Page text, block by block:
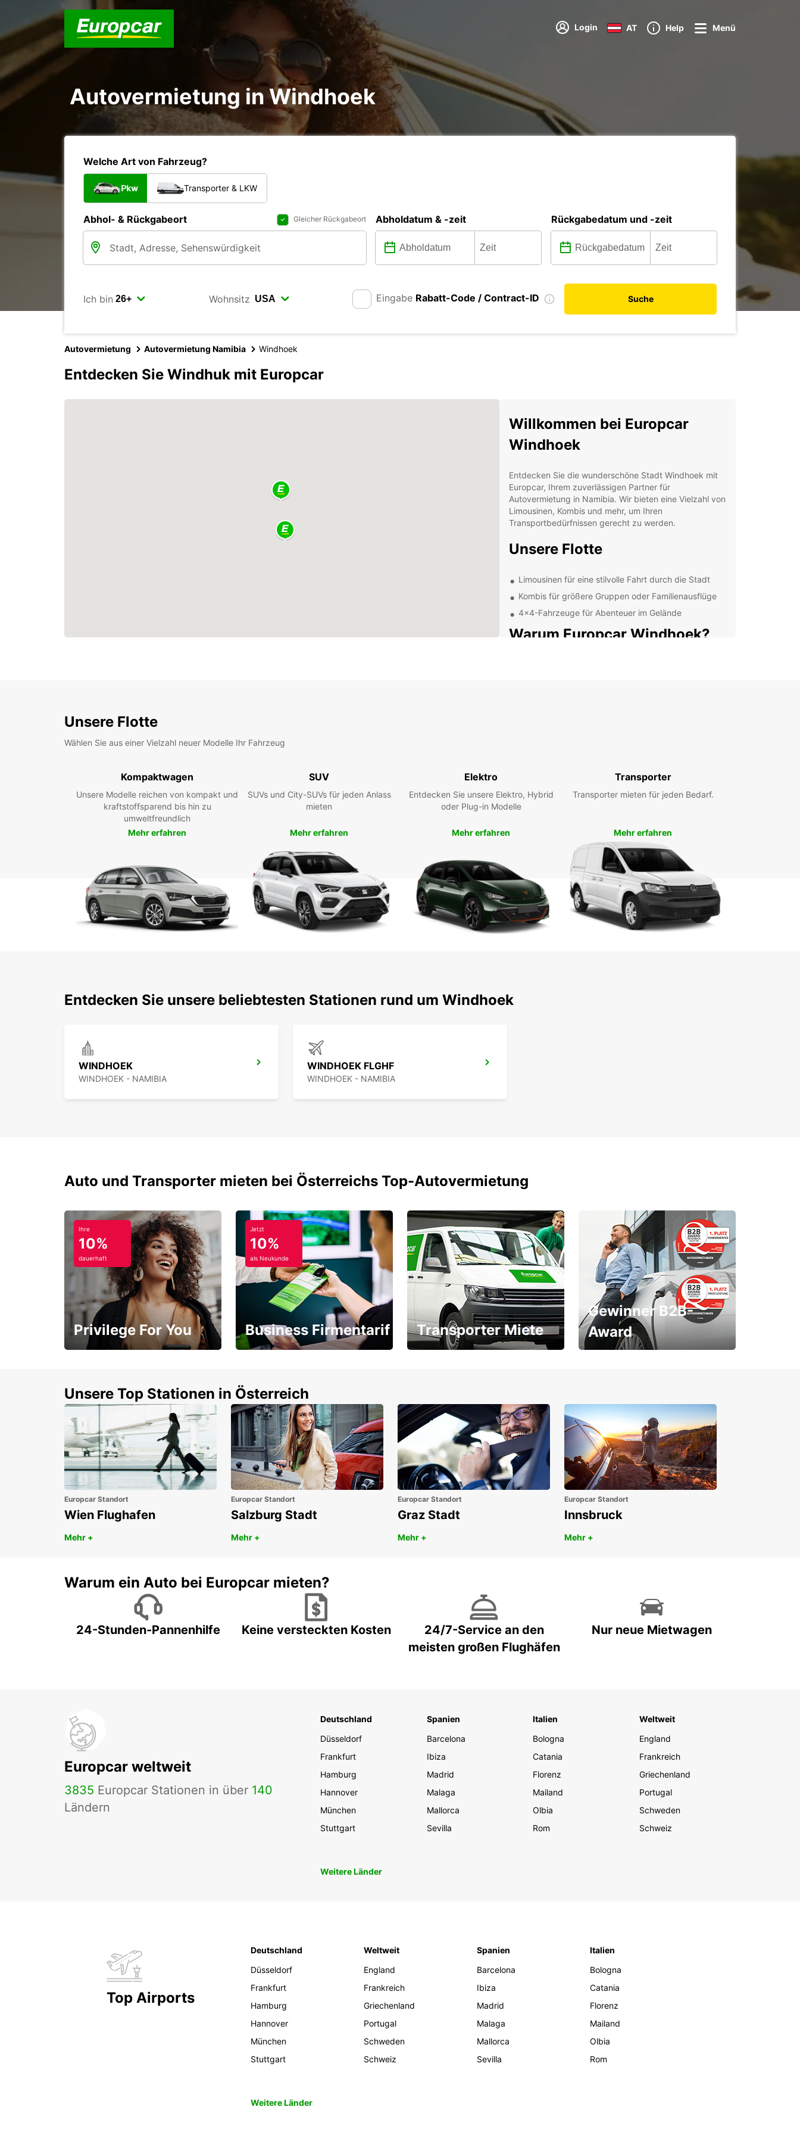
Login AT Help Menü
Autovermietung in Windhoek
Welche Art von Fahrzeug?
Pkw Transporter & LKW
Abhol- & Rückgabeort Gleicher Rückgabeort Abholdatum & -zeit Rückgabedatum und -zeit
Ich bin Wohnsitz Eingabe Rabatt-Code / Contract-ID Suche
Autovermietung Autovermietung Namibia Windhoek
Entdecken Sie Windhuk mit Europcar
Willkommen bei Europcar
Windhoek
Entdecken Sie die wunderschöne Stadt Windhoek mit
Europcar, Ihrem zuverlässigen Partner für
Autovermietung in Namibia. Wir bieten eine Vielzahl von
Limousinen, Kombis und mehr, um Ihren
Transportbedürfnissen gerecht zu werden.
Unsere Flotte
Limousinen für eine stilvolle Fahrt durch die Stadt
Kombis für größere Gruppen oder Familienausflüge
4x4-Fahrzeuge für Abenteuer im Gelände
Warum Europcar Windhoek?
Erkunden Sie die Sehenswürdigkeiten und Klänge von
Windhoek mit einem Mietwagen von Europcar.
Besuchen Sie das Nationalmuseum, den Heroes' Acre
Buchen Sie noch heute Ihren
Mietwagen in Windhoek
Verschwenden Sie keine Zeit und sichern Sie sich jetzt
Ihren Mietwagen von Europcar in Windhoek. Wir freuen
uns darauf, Ihre Reise durch Namibia unvergesslich zu
Unsere Flotte
Wählen Sie aus einer Vielzahl neuer Modelle Ihr Fahrzeug
Kompaktwagen
Unsere Modelle reichen von kompakt und
kraftstoffsparend bis hin zu
umweltfreundlich
Mehr erfahren
SUV
SUVs und City-SUVs für jeden Anlass
mieten
Mehr erfahren
Elektro
Entdecken Sie unsere Elektro, Hybrid
oder Plug-in Modelle
Mehr erfahren
Transporter
Transporter mieten für jeden Bedarf.
Mehr erfahren
Entdecken Sie unsere beliebtesten Stationen rund um Windhoek
WINDHOEK
WINDHOEK - NAMIBIA
WINDHOEK FLGHF
WINDHOEK - NAMIBIA
Auto und Transporter mieten bei Österreichs Top-Autovermietung
Ihre
10%
dauerhaft
Privilege For You
Jetzt
10%
als Neukunde
Business Firmentarif Transporter Miete
Gewinner B2B-
Award
Unsere Top Stationen in Österreich
Europcar Standort
Wien Flughafen
Mehr +
Europcar Standort
Salzburg Stadt
Mehr +
Europcar Standort
Graz Stadt
Mehr +
Europcar Standort
Innsbruck
Mehr +
Warum ein Auto bei Europcar mieten?
24-Stunden-Pannenhilfe Keine versteckten Kosten
24/7-Service an den
meisten großen Flughäfen
Nur neue Mietwagen
Europcar weltweit
3835 Europcar Stationen in über 140
Ländern
Deutschland
Düsseldorf
Frankfurt
Hamburg
Hannover
München
Stuttgart
Spanien
Barcelona
Ibiza
Madrid
Malaga
Mallorca
Sevilla
Italien
Bologna
Catania
Florenz
Mailand
Olbia
Rom
Weltweit
England
Frankreich
Griechenland
Portugal
Schweden
Schweiz
Weitere Länder
Top Airports
Deutschland
Düsseldorf
Frankfurt
Hamburg
Hannover
München
Stuttgart
Weltweit
England
Frankreich
Griechenland
Portugal
Schweden
Schweiz
Spanien
Barcelona
Ibiza
Madrid
Malaga
Mallorca
Sevilla
Italien
Bologna
Catania
Florenz
Mailand
Olbia
Rom
Weitere Länder